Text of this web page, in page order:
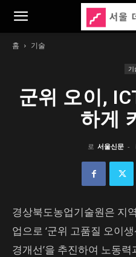
홈 기술
기
군위 오이,
하게
로 서울신문 -
경상북도농업기술원은 지
업으로 ‘군위 고품질 오이
경개선’을 추진하여 노동